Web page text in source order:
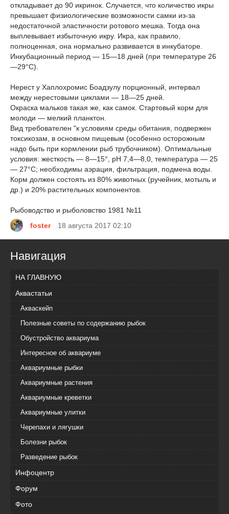
откладывает до 90 икринок. Случается, что количество икры
превышает физиологические возможности самки из-за
недостаточной эластичности ротового мешка. Тогда она
выплевывает избыточную икру. Икра, как правило,
полноценная, она нормально развивается в инкубаторе.
Инкубационный период — 15—18 дней (при температуре 26
—29°С).
Нерест у Хаплохромис Боадзулу порционный, интервал
между нерестовыми циклами — 18—25 дней.
Окраска мальков такая же, как самок. Стартовый корм для
молоди — мелкий планктон.
Вид требователен "к условиям среды обитания, подвержен
токсикозам, в основном пищевым (особенно осторожным
надо быть при кормлении рыб трубочником). Оптимальные
условия: жесткость — 8—15°, рН 7,4—8,0, температура — 25
— 27°С; необходимы аэрация, фильтрация, подмена воды.
Корм должен состоять из 80% животных (ручейник, мотыль и
др.) и 20% растительных компонентов.
Рыбоводство и рыболовство 1981 №11
foster
18 августа 2017 02:10
Навигация
НА ГЛАВНУЮ
Аквастатьи
Акваскейп
Полезные советы по содержанию рыбок
Обустройство аквариума
Интересное об аквариуме
Аквариумные рыбки
Аквариумные растения
Аквариумные креветки
Аквариумные улитки
Черепахи и лягушки
Болезни рыбок
Разведение рыбок
Инфоцентр
Форум
Фото